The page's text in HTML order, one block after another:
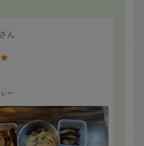
ん
ー
ト
のサラダ